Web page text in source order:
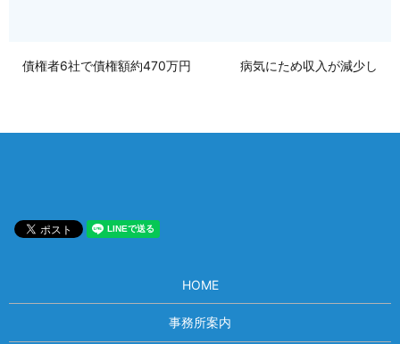
債権者6社で債権額約470万円 病気にため収入が減少し
HOME
事務所案内